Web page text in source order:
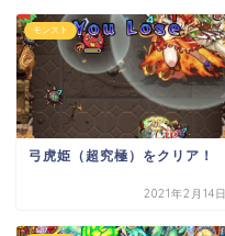
モンスト
弓虎姫（超究極）をクリア！
2021年2月14日